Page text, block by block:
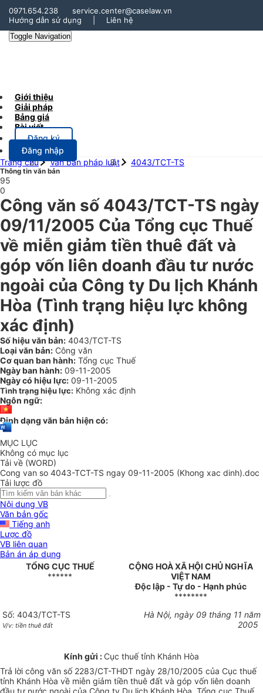
0971.654.238
service.center@caselaw.vn
Hướng dẫn sử dụng
Liên hệ
Toggle Navigation
Giới thiệu
Giải pháp
Bảng giá
Bài viết
Đăng ký
Đăng nhập
Trang chủ
Văn bản pháp luật 4043/TCT-TS
Thông tin văn bản
95
0
Công văn số 4043/TCT-TS ngày
09/11/2005 Của Tổng cục Thuế
về miễn giảm tiền thuê đất và
góp vốn liên doanh đầu tư nước
ngoài của Công ty Du lịch Khánh
Hòa (Tình trạng hiệu lực không
xác định)
Số hiệu văn bản: 4043/TCT-TS
Loại văn bản: Công văn
Cơ quan ban hành: Tổng cục Thuế
Ngày ban hành: 09-11-2005
Ngày có hiệu lực: 09-11-2005
Tình trạng hiệu lực: Không xác định
Ngôn ngữ:
Định dạng văn bản hiện có:
MỤC LỤC
Không có mục lục
Tải về (WORD)
Cong van so 4043-TCT-TS ngay 09-11-2005 (Khong xac dinh).doc
Tải lược đồ
Nội dung VB
Văn bản gốc
Tiếng anh
Lược đồ
VB liên quan
Bản án áp dụng
TỔNG CỤC THUẾ
******
CỘNG HOÀ XÃ HỘI CHỦ NGHĨA
VIỆT NAM
Độc lập - Tự do - Hạnh phúc
********
Số: 4043/TCT-TS
V/v: tiền thuê đất
Hà Nội, ngày 09 tháng 11 năm
2005
Kính gửi : Cục thuế tỉnh Khánh Hòa
Trả lời công văn số 2283/CT-THDT ngày 28/10/2005 của Cục thuế
tỉnh Khánh Hòa về miễn giảm tiền thuê đất và góp vốn liên doanh
đầu tư nước ngoài của Công ty Du lịch Khánh Hòa, Tổng cục Thuế